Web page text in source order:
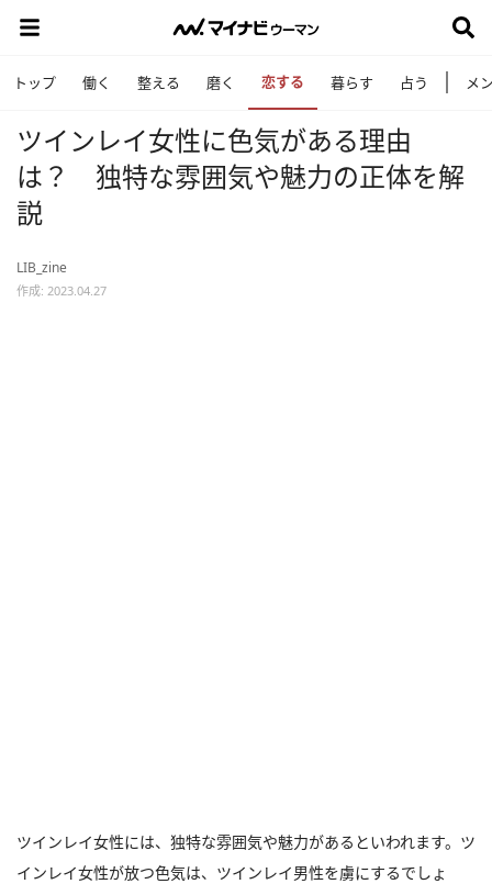
トップ 働く 整える 磨く 恋する 暮らす 占う メ
ツインレイ女性に色気がある理由
は？ 独特な雰囲気や魅力の正体を解
説
LIB_zine
作成: 2023.04.27
ツインレイ女性には、独特な雰囲気や魅力があるといわれます。ツ
インレイ女性が放つ色気は、ツインレイ男性を虜にするでしょ